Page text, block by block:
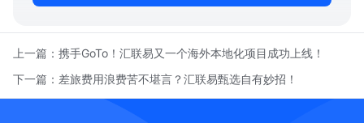
上一篇： 携手GoTo！汇联易又一个海外本地化项目成功上线！
下一篇： 差旅费用浪费苦不堪言？汇联易甄选自有妙招！